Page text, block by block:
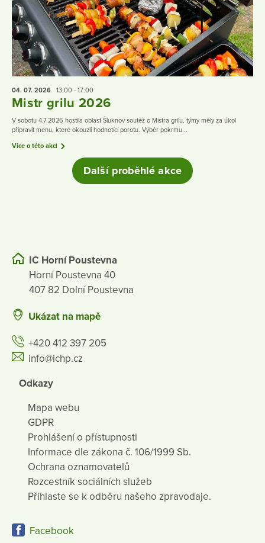
04. 07. 2026 13:00 - 17:00
Mistr grilu 2026
V sobotu 4.7.2026 hostila oblast Šluknov soutěž o Mistra grilu, týmy měly za úkol
připravit menu, které okouzlí hodnotící porotu. Výběr pokrmu...
Více o této akci
Další proběhlé akce
IC Horní Poustevna
Horní Poustevna 40
407 82 Dolní Poustevna
Ukázat na mapě
+420 412 397 205
info@ichp.cz
Odkazy
Mapa webu
GDPR
Prohlášení o přístupnosti
Informace dle zákona č. 106/1999 Sb.
Ochrana oznamovatelů
Rozcestník sociálních služeb
Přihlaste se k odběru našeho zpravodaje.
Facebook